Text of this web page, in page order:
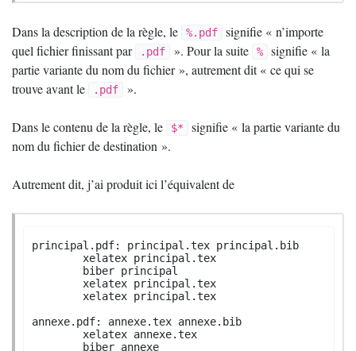
Dans la description de la règle, le %.pdf signifie « n’importe
quel fichier finissant par
.pdf ». Pour la suite % signifie « la
partie variante du nom du fichier », autrement dit « ce qui se
trouve avant le
.pdf ».
Dans le contenu de la règle, le $* signifie « la partie variante du
nom du fichier de destination ».
Autrement dit, j’ai produit ici l’équivalent de
principal.pdf: principal.tex principal.bib
annexe.pdf: annexe.tex annexe.bib